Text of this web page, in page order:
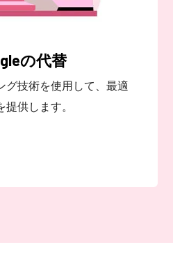
の代替
グ技術を使用して、最適
提供します。